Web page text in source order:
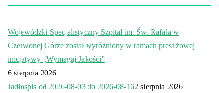
Wojewódzki Specjalistyczny Szpital im. Św. Rafała w
Czerwonej Górze został wyróżniony w ramach prestiżowej
inicjatywy „Wymagaj Jakości”
6 sierpnia 2026
Jadłospis od 2026-08-03 do 2026-08-162 sierpnia 2026